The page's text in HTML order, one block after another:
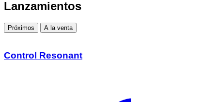
Lanzamientos
Próximos A la venta
Control Resonant